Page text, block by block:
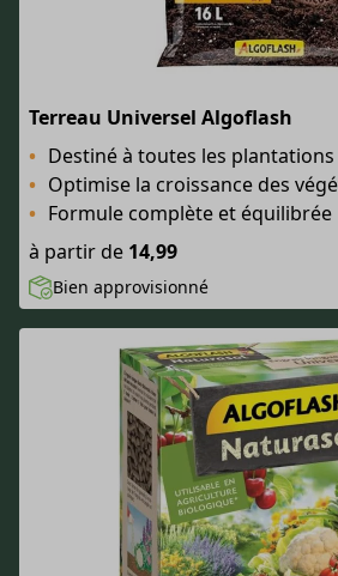
Terreau Universel Algoflash
Destiné à toutes les plantations du jardin,
Optimise la croissance des
Formule complète et équilibrée
à partir de 14,99
Bien approvisionné